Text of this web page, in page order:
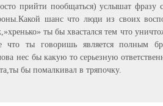
прийти пообщаться) услышат фразу
шанс что люди из своих
ты бы хвастался тем что
что ты говоришь является полным
нес бы какую то серьезную
бы помалкивал в тряпочку.